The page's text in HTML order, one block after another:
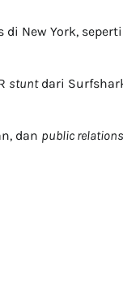
New York, seperti
stuntdari
dan public relations